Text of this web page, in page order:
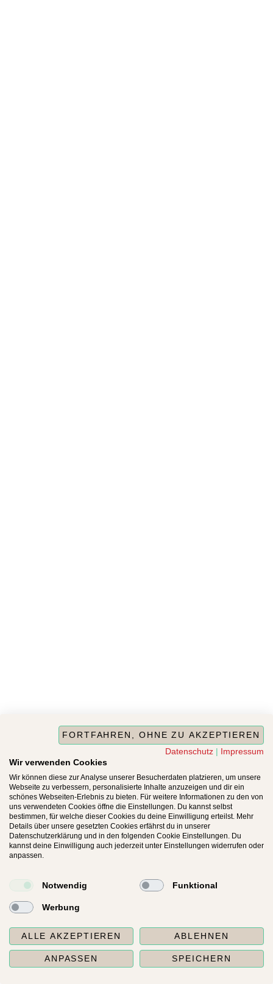
FORTFAHREN, OHNE ZU AKZEPTIEREN
Datenschutz
Impressum
Wir verwenden Cookies
Wir können diese zur Analyse unserer Besucherdaten platzieren, um unsere
Webseite zu verbessern, personalisierte Inhalte anzuzeigen und dir ein
schönes Webseiten-Erlebnis zu bieten. Für weitere Informationen zu den von
uns verwendeten Cookies öffne die Einstellungen. Du kannst selbst
bestimmen, für welche dieser Cookies du deine Einwilligung erteilst. Mehr
Details über unsere gesetzten Cookies erfährst du in unserer
Datenschutzerklärung und in den folgenden Cookie Einstellungen. Du
kannst deine Einwilligung auch jederzeit unter Einstellungen widerrufen oder
anpassen.
Notwendig Funktional
Werbung
ALLE AKZEPTIEREN ABLEHNEN
ANPASSEN SPEICHERN